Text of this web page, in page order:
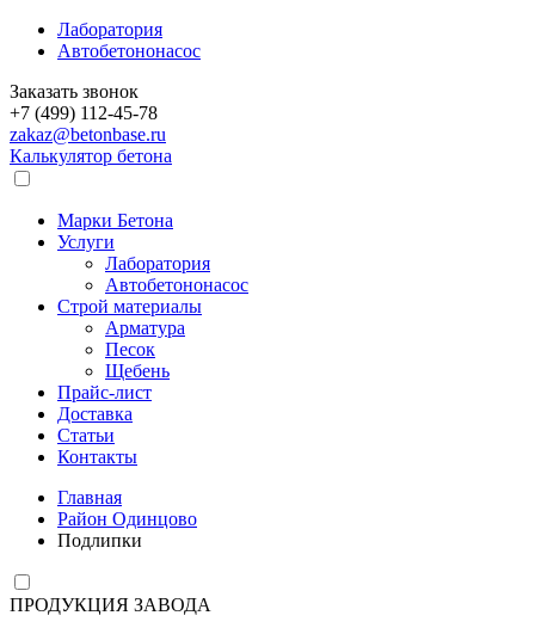
Лаборатория
Автобетононасос
Заказать звонок
+7 (499) 112-45-78
zakaz@betonbase.ru
Калькулятор бетона
Марки Бетона
Услуги
Лаборатория
Автобетононасос
Строй материалы
Арматура
Песок
Щебень
Прайс-лист
Доставка
Статьи
Контакты
Главная
Район Одинцово
Подлипки
ПРОДУКЦИЯ ЗАВОДА